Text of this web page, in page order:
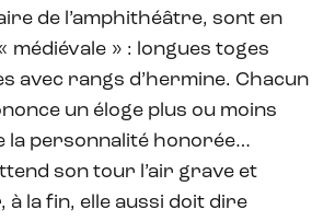
de l’amphithéâtre, sont en
médiévale » : longues toges
avec rangs d’hermine. Chacun
un éloge plus ou moins
la personnalité honorée…
son tour l’air grave et
à la fin, elle aussi doit dire